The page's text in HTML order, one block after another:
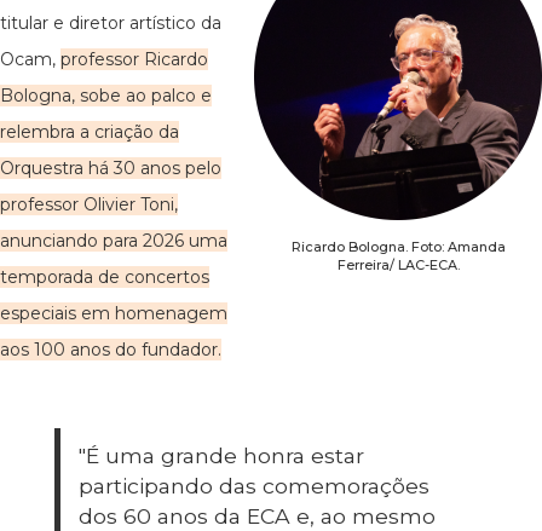
Ricardo Bologna. Foto: Amanda
Ferreira/ LAC-ECA.
titular e diretor artístico da
Ocam, professor Ricardo
Bologna, sobe ao palco e
relembra a criação da
Orquestra há 30 anos pelo
professor Olivier Toni,
anunciando para 2026 uma
temporada de concertos
especiais em homenagem
aos 100 anos do fundador.
"É uma grande honra estar
participando das comemorações
dos 60 anos da ECA e, ao mesmo